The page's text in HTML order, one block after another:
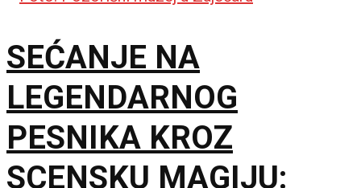
SEĆANJE NA
LEGENDARNOG
PESNIKA KROZ
SCENSKU MAGIJU: